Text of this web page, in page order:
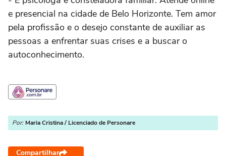
e presencial na cidade de Belo Horizonte. Tem amor
pela profissão e o desejo constante de auxiliar as
pessoas a enfrentar suas crises e a buscar o
autoconhecimento.
Por: Maria Cristina / Licenciado de Personare
Compartilhar